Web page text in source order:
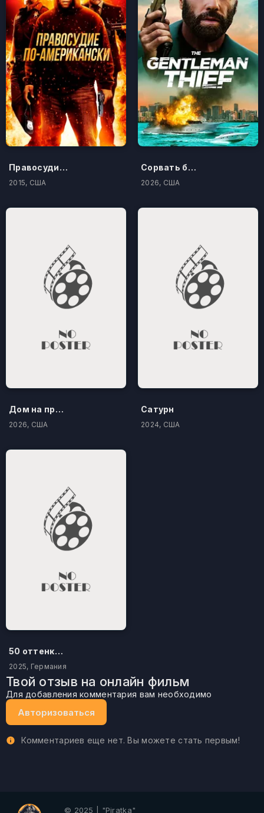
Правосудие по-американски
2015, США
Сорвать банк 3: Вор-джентльмен
2026, США
Дом на проклятом холме
2026, США
Сатурн
2024, США
50 оттенков бестселлера
2025, Германия
Твой отзыв на онлайн фильм
Для добавления комментария вам необходимо
Авторизоваться
Комментариев еще нет. Вы можете стать первым!
© 2025 | "Piratka"